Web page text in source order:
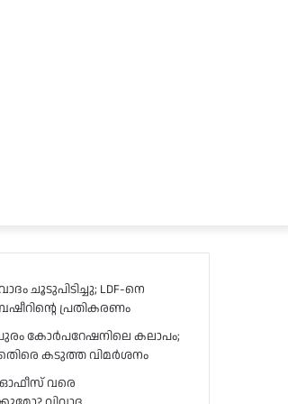
ചൂടുപിടിച്ചു; LDF-നെ
പ്രതികരണം
കോർപറേഷനിലെ കലാപം;
കടുത്ത വിമർശനം
ഓഫീസ് വരെ